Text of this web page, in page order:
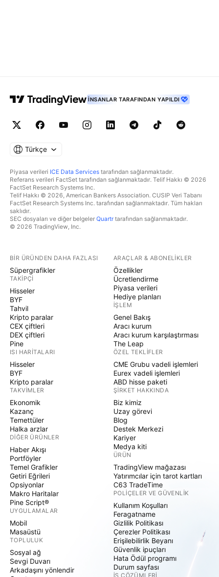
İNSANLAR TARAFINDAN YAPILDI
Türkçe
Piyasa verileri ICE Data Services tarafından sağlanmaktadır.
Referans verileri FactSet tarafından sağlanmaktadır. Telif Hakkı © 2026
FactSet Research Systems Inc.
Telif Hakkı © 2026, American Bankers Association. CUSIP Veri Tabanı
FactSet Research Systems Inc. tarafından sağlanmaktadır. Tüm hakları
saklıdır.
SEC dosyaları ve diğer belgeler Quartrtarafından sağlanmaktadır.
© 2026 TradingView, Inc.
BIR ÜRÜNDEN DAHA FAZLASI
Süpergrafikler
TAKIPÇI
Hisseler
BYF
Tahvil
Kripto paralar
CEX çiftleri
DEX çiftleri
Pine
ISI HARITALARI
Hisseler
BYF
Kripto paralar
TAKVIMLER
Ekonomik
Kazanç
Temettüler
Halka arzlar
DIĞER ÜRÜNLER
Haber Akışı
Portföyler
Temel Grafikler
Getiri Eğrileri
Opsiyonlar
Makro Haritalar
Pine Script®
UYGULAMALAR
Mobil
Masaüstü
TOPLULUK
Sosyal ağ
Sevgi Duvarı
Arkadaşını yönlendir
ARAÇLAR & ABONELIKLER
Özellikler
Ücretlendirme
Piyasa verileri
Hediye planları
İŞLEM
Genel Bakış
Aracı kurum
Aracı kurum karşılaştırması
The Leap
ÖZEL TEKLIFLER
CME Grubu vadeli işlemleri
Eurex vadeli işlemleri
ABD hisse paketi
ŞIRKET HAKKINDA
Biz kimiz
Uzay görevi
Blog
Destek Merkezi
Kariyer
Medya kiti
ÜRÜN
TradingView mağazası
Yatırımcılar için tarot kartları
C63 TradeTime
POLIÇELER VE GÜVENLIK
Kullanım Koşulları
Feragatname
Gizlilik Politikası
Çerezler Politikası
Erişilebilirlik Beyanı
Güvenlik ipuçları
Hata Ödül programı
Durum sayfası
İŞ ÇÖZÜMLERI